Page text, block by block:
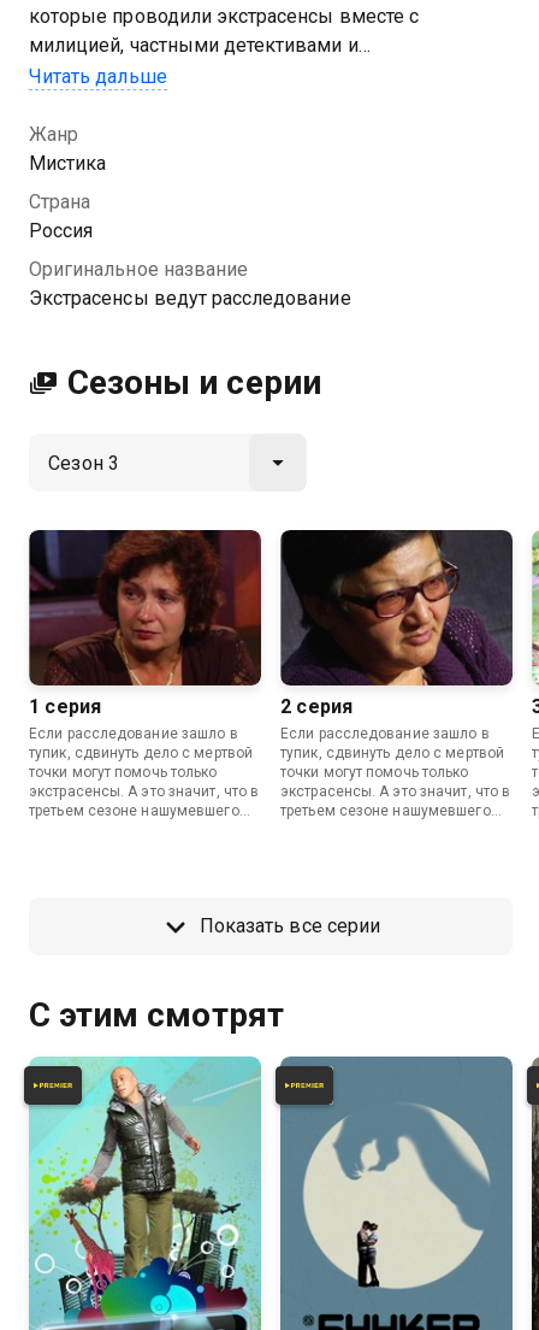
которые проводили экстрасенсы вместе с
милицией, частными детективами и
родственниками жертв. Участники шоу не пытаются
они пытаются помочь реальным людям и раскрыть
реальные тайны.
Посмотреть онлайн 3 сезон сериала Экстрасенсы
бесплатно в хорошем HD качестве на Казахтелеком
Читать дальше
Жанр
Мистика
Страна
Россия
Оригинальное название
Экстрасенсы ведут расследование
Сезоны и серии
1 серия
Если расследование зашло в
тупик, сдвинуть дело с мертвой
точки могут помочь только
экстрасенсы. А это значит, что в
третьем сезоне нашумевшего
2 серия
Если расследование зашло в
тупик, сдвинуть дело с мертвой
точки могут помочь только
экстрасенсы. А это значит, что в
третьем сезоне нашумевшего
Показать все серии
С этим смотрят